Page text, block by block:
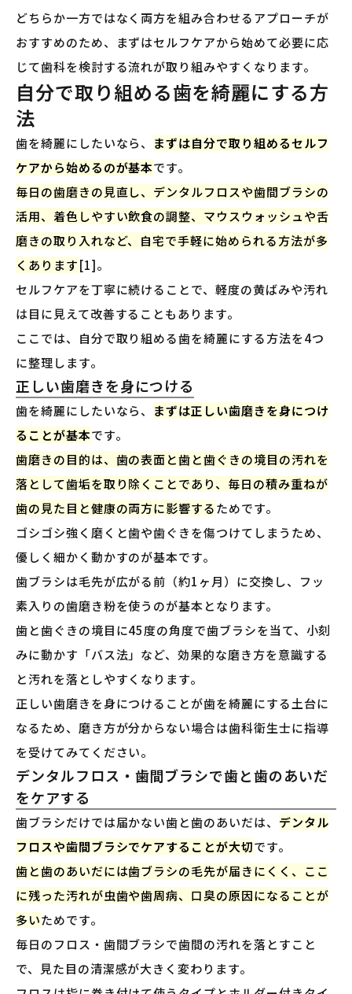
どちらか一方ではなく両方を組み合わせるアプローチが
おすすめのため、まずはセルフケアから始めて必要に応
じて歯科を検討する流れが取り組みやすくなります。
自分で取り組める歯を綺麗にする方
法
歯を綺麗にしたいなら、 まずは自分で取り組めるセルフ
ケアから始めるのが基本です。
毎日の歯磨きの見直し、デンタルフロスや歯間ブラシの
活用、着色しやすい飲食の調整、マウスウォッシュや舌
磨きの取り入れなど、自宅で手軽に始められる方法が多
くあります[1]。
セルフケアを丁寧に続けることで、軽度の黄ばみや汚れ
は目に見えて改善することもあります。
ここでは、自分で取り組める歯を綺麗にする方法を4つ
に整理します。
正しい歯磨きを身につける
歯を綺麗にしたいなら、 まずは正しい歯磨きを身につけ
ることが基本です。
歯磨きの目的は、歯の表面と歯と歯ぐきの境目の汚れを
落として歯垢を取り除くことであり、毎日の積み重ねが
歯の見た目と健康の両方に影響するためです。
ゴシゴシ強く磨くと歯や歯ぐきを傷つけてしまうため、
優しく細かく動かすのが基本です。
歯ブラシは毛先が広がる前（約1ヶ月）に交換し、フッ
素入りの歯磨き粉を使うのが基本となります。
歯と歯ぐきの境目に45度の角度で歯ブラシを当て、小刻
みに動かす「バス法」など、効果的な磨き方を意識する
と汚れを落としやすくなります。
正しい歯磨きを身につけることが歯を綺麗にする土台に
なるため、磨き方が分からない場合は歯科衛生士に指導
を受けてみてください。
デンタルフロス・歯間ブラシで歯と歯のあいだ
をケアする
歯ブラシだけでは届かない歯と歯のあいだは、 デンタル
フロスや歯間ブラシでケアすることが大切です。
歯と歯のあいだには歯ブラシの毛先が届きにくく、ここ
に残った汚れが虫歯や歯周病、口臭の原因になることが
多いためです。
毎日のフロス・歯間ブラシで歯間の汚れを落とすこと
で、見た目の清潔感が大きく変わります。